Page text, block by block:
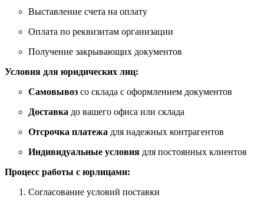
Выставление счета на оплату
Оплата по реквизитам организации
Получение закрывающих документов
Условия для юридических лиц:
Самовывоз со склада с оформлением документов
Доставка до вашего офиса или склада
Отсрочка платежа для надежных контрагентов
Индивидуальные условия для постоянных клиентов
Процесс работы с юрлицами:
Согласование условий поставки